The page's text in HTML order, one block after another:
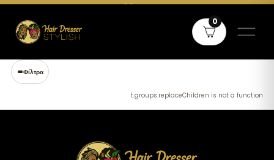
Δωρεάν μεταφορικά άνω των 60€ σε όλη την Ελλάδα και άνω των
0
Φίλτρα
t.groups.replaceChildren is not a function